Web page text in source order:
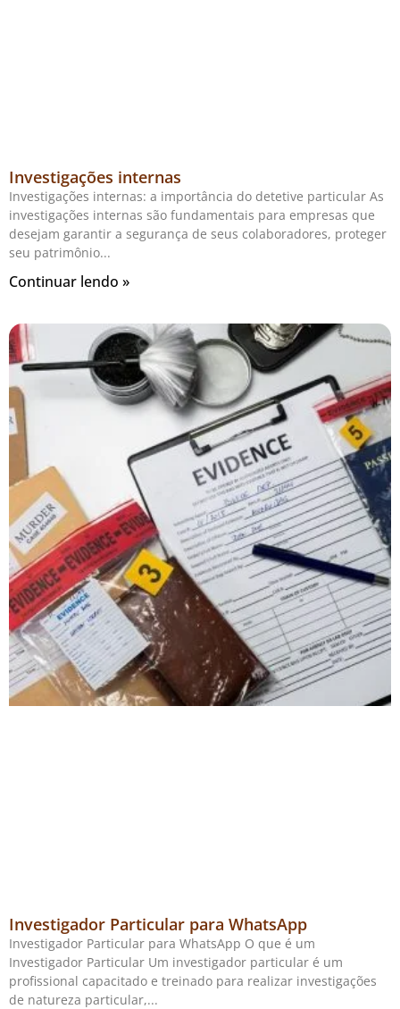
Investigações internas
Investigações internas: a importância do detetive particular As
investigações internas são fundamentais para empresas que
desejam garantir a segurança de seus colaboradores, proteger
seu patrimônio
Continuar lendo »
Investigador Particular para WhatsApp
Investigador Particular para WhatsApp O que é um
Investigador Particular Um investigador particular é um
profissional capacitado e treinado para realizar investigações
de natureza particular,